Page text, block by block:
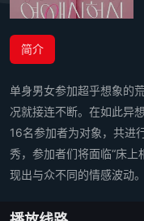
简介
单身男女参加超乎想象的
况就接连不断。在如此异
16名参加者为对象，共进
秀，参加者们将面临“床上
现出与众不同的情感波动。